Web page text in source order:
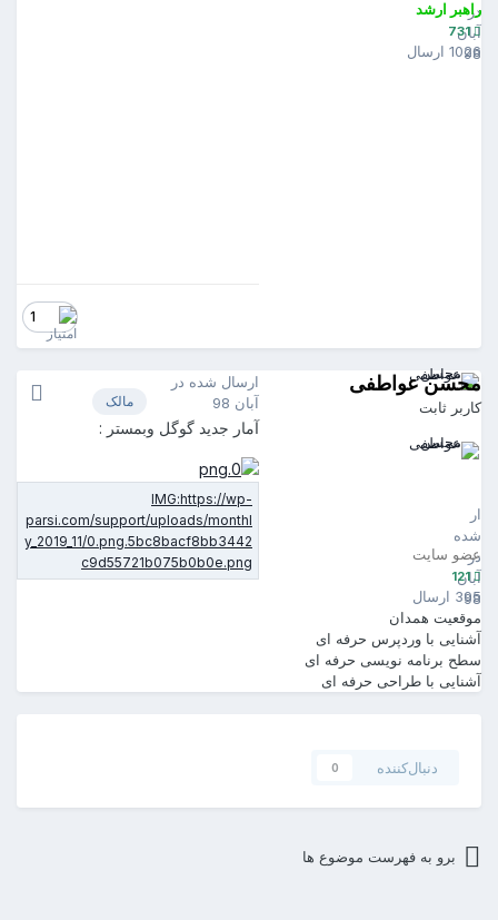
ارشد
ارسال
عواطفی
ثابت
سایت
ارسال
همدان
با وردپرسحرفه ای
برنامه نویسیحرفه ای
با طراحیحرفه ای
مالک
ارسال شده در
آبان 98
آمار جدید گوگل وبمستر :
دنبال‌کننده
برو به فهرست موضوع ها